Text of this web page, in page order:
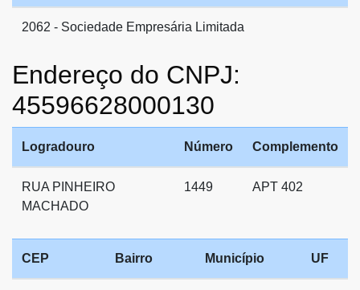
2062 - Sociedade Empresária Limitada
Endereço do CNPJ:
45596628000130
Logradouro Número Complemento
RUA PINHEIRO
MACHADO
1449 APT 402
CEP Bairro Município UF